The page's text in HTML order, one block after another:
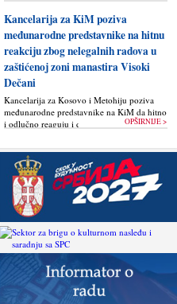
Kancelarija za KiM poziva
međunarodne predstavnike na hitnu
reakciju zbog nelegalnih radova u
zaštićenoj zoni manastira Visoki
Dečani
Kancelarija za Kosovo i Metohiju poziva
međunarodne predstavnike na KiM da hitno
i odlučno reaguju i da bez odlaganja
građevinskih...
OPŠIRNIJE >